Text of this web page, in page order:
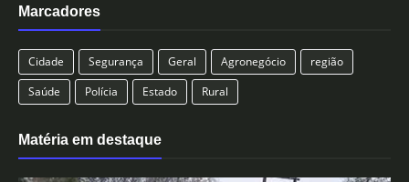
Marcadores
Cidade Segurança Geral Agronegócio
região
Saúde
Polícia Estado Rural
Matéria em destaque